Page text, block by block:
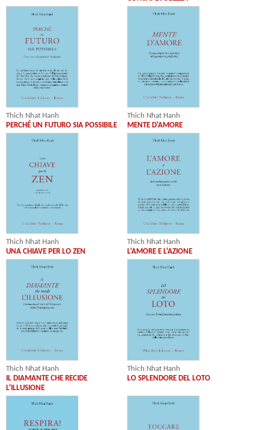
Thich Nhat Hanh
PERCHÉ UN FUTURO SIA POSSIBILE
Thich Nhat Hanh
MENTE D'AMORE
Thich Nhat Hanh
UNA CHIAVE PER LO ZEN
Thich Nhat Hanh
L'AMORE E L'AZIONE
Thich Nhat Hanh
IL DIAMANTE CHE RECIDE
L'ILLUSIONE
Thich Nhat Hanh
LO SPLENDORE DEL LOTO